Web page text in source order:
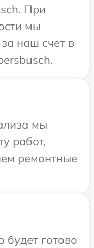
При
мы
наш счет в
мы
работ,
ремонтные
будет готово